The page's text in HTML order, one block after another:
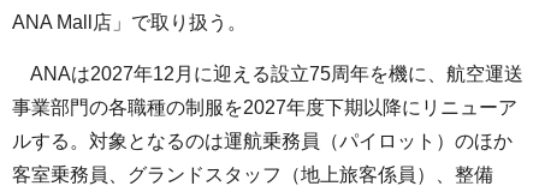
ANA Mall店」で取り扱う。
ANAは2027年12月に迎える設立75周年を機に、航空運送
事業部門の各職種の制服を2027年度下期以降にリニューア
ルする。対象となるのは運航乗務員（パイロット）のほか
客室乗務員、グランドスタッフ（地上旅客係員）、整備